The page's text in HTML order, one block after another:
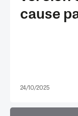
cause
24/10/2025